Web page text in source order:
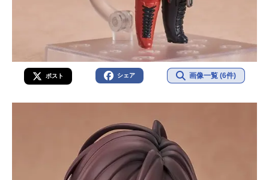
ポスト シェア 画像一覧 (6件)